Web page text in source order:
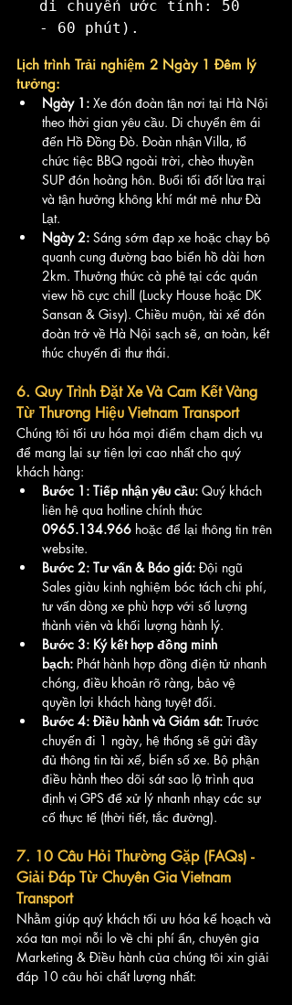
di chuyển ước tính: 50
Lịch trình Trải nghiệm 2 Ngày 1 Đêm lý
tưởng:
Ngày 1: Xe đón đoàn tận nơi tại Hà Nội
theo thời gian yêu cầu. Di chuyển êm ái
đến Hồ Đồng Đò. Đoàn nhận Villa, tổ
chức tiệc BBQ ngoài trời, chèo thuyền
SUP đón hoàng hôn. Buổi tối đốt lửa trại
và tận hưởng không khí mát mẻ như Đà
Lạt.
Ngày 2: Sáng sớm đạp xe hoặc chạy bộ
quanh cung đường bao biển hồ dài hơn
2km. Thưởng thức cà phê tại các quán
view hồ cực chill (Lucky House hoặc DK
Sansan & Gisy). Chiều muộn, tài xế đón
đoàn trở về Hà Nội sạch sẽ, an toàn, kết
thúc chuyến đi thư thái.
6. Quy Trình Đặt Xe Và Cam Kết Vàng
Từ Thương Hiệu Vietnam Transport
Chúng tôi tối ưu hóa mọi điểm chạm dịch vụ
để mang lại sự tiện lợi cao nhất cho quý
khách hàng:
Bước 1: Tiếp nhận yêu cầu: Quý khách
liên hệ qua hotline chính thức
0965.134.966 hoặc để lại thông tin trên
website.
Bước 2: Tư vấn & Báo giá: Đội ngũ
Sales giàu kinh nghiệm bóc tách chi phí,
tư vấn dòng xe phù hợp với số lượng
thành viên và khối lượng hành lý.
Bước 3: Ký kết hợp đồng minh
bạch: Phát hành hợp đồng điện tử nhanh
chóng, điều khoản rõ ràng, bảo vệ
quyền lợi khách hàng tuyệt đối.
Bước 4: Điều hành và Giám sát: Trước
chuyến đi 1 ngày, hệ thống sẽ gửi đầy
đủ thông tin tài xế, biển số xe. Bộ phận
điều hành theo dõi sát sao lộ trình qua
định vị GPS để xử lý nhanh nhạy các sự
cố thực tế (thời tiết, tắc đường).
7. 10 Câu Hỏi Thường Gặp (FAQs) -
Giải Đáp Từ Chuyên Gia Vietnam
Transport
Nhằm giúp quý khách tối ưu hóa kế hoạch và
xóa tan mọi nỗi lo về chi phí ẩn, chuyên gia
Marketing & Điều hành của chúng tôi xin giải
đáp 10 câu hỏi chất lượng nhất: